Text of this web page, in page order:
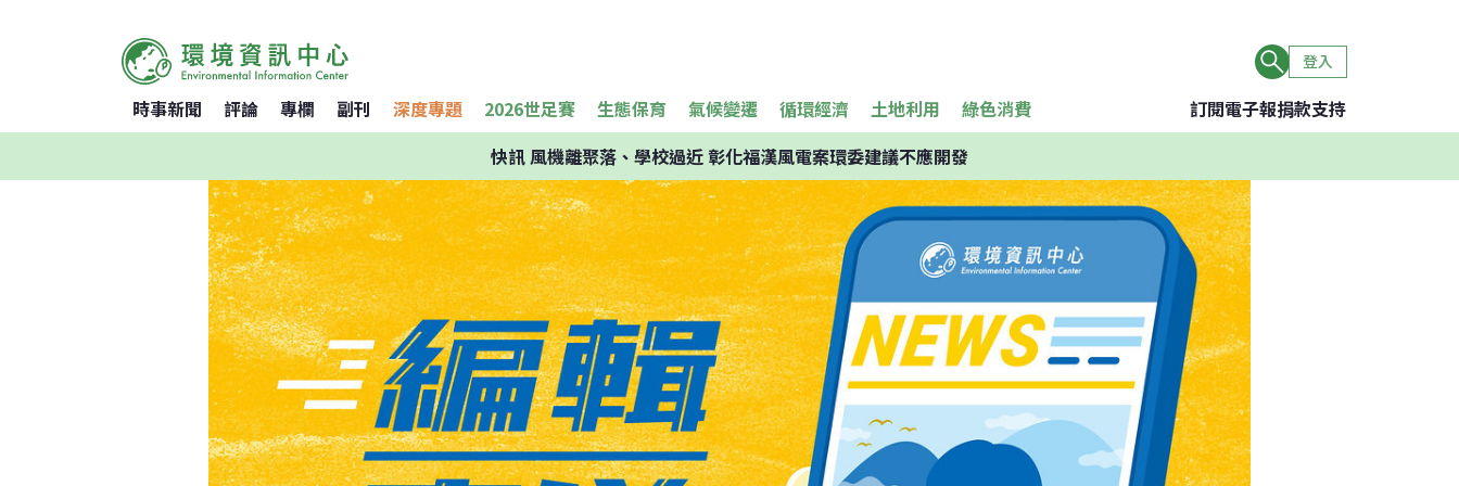
登入
時事新聞 評論 專欄 副刊 深度專題 2026世足賽 生態保育 氣候變遷 循環經濟 土地利用 綠色消費 訂閱電子報捐款支持
快訊風機離聚落、學校過近 彰化福漢風電案環委建議不應開發